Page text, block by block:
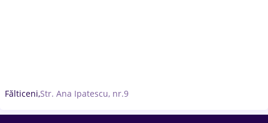
Fălticeni,Str. Ana Ipatescu, nr.9